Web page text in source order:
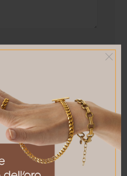
e sito web in questo
che commento.